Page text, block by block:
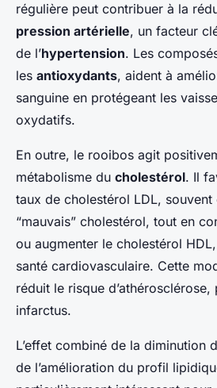
régulière peut contribuer à la
pression artérielle, un facteur
de l’hypertension. Les
les antioxydants, aident à
sanguine en protégeant les
oxydatifs.
En outre, le rooibos agit
métabolisme du cholestérol. Il
taux de cholestérol LDL,
“mauvais” cholestérol, tout en
ou augmenter le cholestérol
santé cardiovasculaire. Cette
réduit le risque
infarctus.
L’effet combiné de la diminution
de l’amélioration du profil